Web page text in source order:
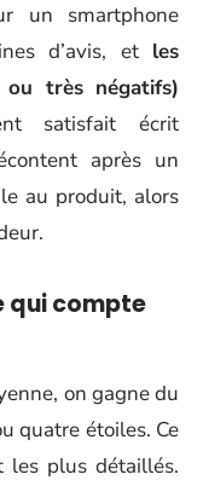
un smartphone
d’avis, et les
très négatifs)
satisfait écrit
après un
au produit, alors
qui compte
on gagne du
quatre étoiles. Ce
les plus détaillés.